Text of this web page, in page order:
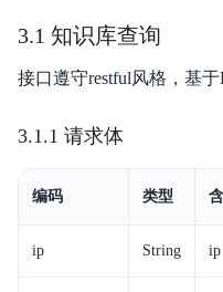
3.1 知识库查询
接口遵守restful风格，基
3.1.1 请求体
编码 类型
ip String ip